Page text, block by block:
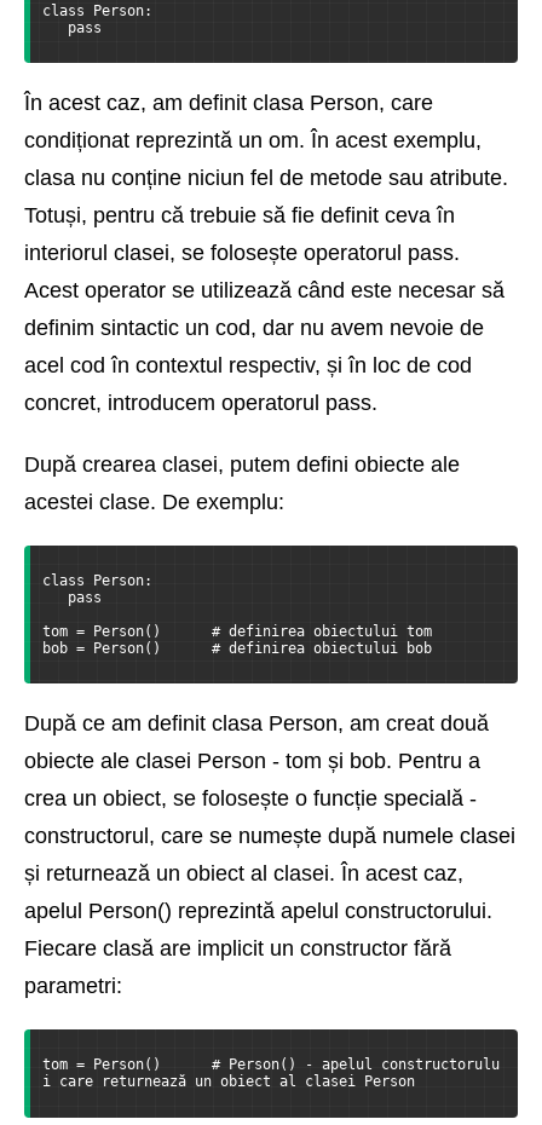
class Person:
pass
În acest caz, am definit clasa Person, care
condiționat reprezintă un om. În acest exemplu,
clasa nu conține niciun fel de metode sau atribute.
Totuși, pentru că trebuie să fie definit ceva în
interiorul clasei, se folosește operatorul pass.
Acest operator se utilizează când este necesar să
definim sintactic un cod, dar nu avem nevoie de
acel cod în contextul respectiv, și în loc de cod
concret, introducem operatorul pass.
După crearea clasei, putem defini obiecte ale
acestei clase. De exemplu:
class Person:
pass
tom = Person()      # definirea obiectului tom
bob = Person()      # definirea obiectului bob
După ce am definit clasa Person, am creat două
obiecte ale clasei Person - tom și bob. Pentru a
crea un obiect, se folosește o funcție specială -
constructorul, care se numește după numele clasei
și returnează un obiect al clasei. În acest caz,
apelul Person() reprezintă apelul constructorului.
Fiecare clasă are implicit un constructor fără
parametri:
tom = Person()      # Person() - apelul constructorulu
i care returnează un obiect al clasei Person